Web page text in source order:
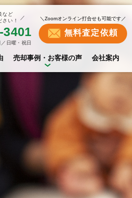
など
い！
／
3401
日曜・祝日
＼Zoomオンライン打合せも可能です／
無料査定依頼
売却事例・お客様の声 会社案内